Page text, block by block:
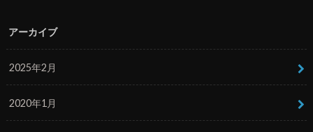
アーカイブ
2025年2月
2020年1月